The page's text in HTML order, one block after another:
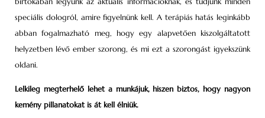
speciális dologról, amire figyelnünk kell. A terápiás hatás leginkább
abban fogalmazható meg, hogy egy alapvetően kiszolgáltatott
helyzetben lévő ember szorong, és mi ezt a szorongást igyekszünk
oldani.
Lelkileg megterhelő lehet a munkájuk, hiszen biztos, hogy nagyon
kemény pillanatokat is át kell élniük.